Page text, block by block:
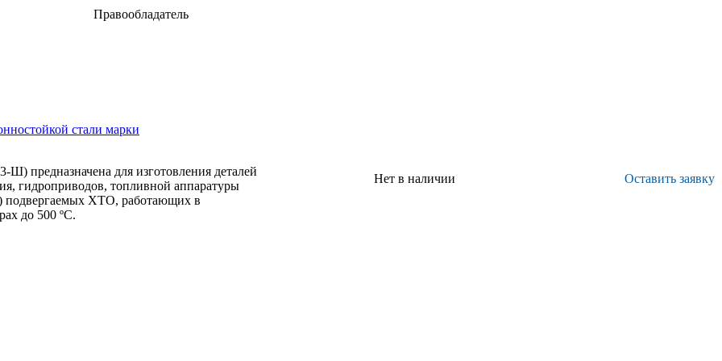
Правообладатель
стали марки
для изготовления деталей
гидроприводов, топливной аппаратуры
подвергаемых ХТО, работающих в
до 500 ºС.
Оставить заявку
Нет в наличии